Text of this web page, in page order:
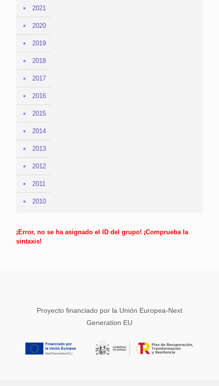
2021
2020
2019
2018
2017
2016
2015
2014
2013
2012
2011
2010
¡Error, no se ha asignado el ID del grupo! ¡Comprueba la
sintaxis!
Proyecto financiado por la Unión Europea-Next
Generation EU